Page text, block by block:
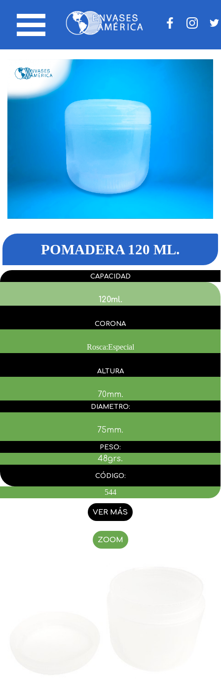
POMADERA 120 ML.
CAPACIDAD
120ml.
CORONA
Rosca:Especial
ALTURA
70mm.
DIAMETRO:
75mm.
PESO:
48grs.
CÓDIGO:
544
VER MÁS
ZOOM